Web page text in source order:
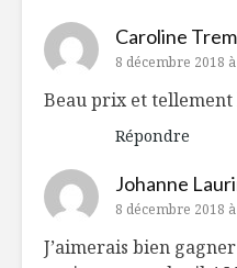
Caroline
8 décembre 2018
Beau prix et tellement
Répondre
Johanne
8 décembre 2018
J’aimerais bien